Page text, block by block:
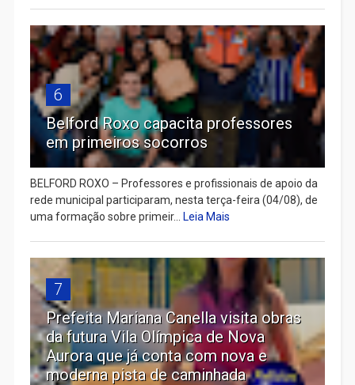
6
Belford Roxo capacita professores
em primeiros socorros
BELFORD ROXO – Professores e profissionais de apoio da
rede municipal participaram, nesta terça-feira (04/08), de
uma formação sobre primeir...
Leia Mais
7
Prefeita Mariana Canella visita obras
da futura Vila Olímpica de Nova
Aurora que já conta com nova e
moderna pista de caminhada